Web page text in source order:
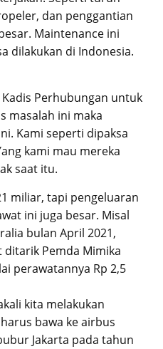
dan penggantian
Maintenance ini
dilakukan di Indonesia.
Perhubungan untuk
masalah ini maka
Kami seperti dipaksa
kami mau mereka
saat itu.
miliar, tapi pengeluaran
ini juga besar. Misal
bulan April 2021,
Pemda Mimika
perawatannya Rp 2,5
kita melakukan
bawa ke airbus
Jakarta pada tahun